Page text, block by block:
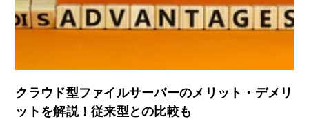
クラウド型ファイルサーバーのメリット・デメリ
ットを解説！従来型との比較も